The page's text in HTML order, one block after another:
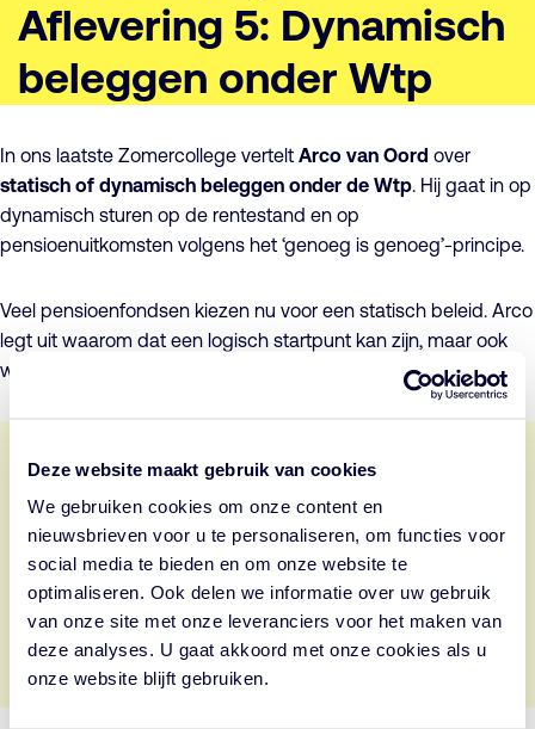
Deze website maakt gebruik van cookies
We gebruiken cookies om onze content en
nieuwsbrieven voor u te personaliseren, om functies voor
social media te bieden en om onze website te
optimaliseren. Ook delen we informatie over uw gebruik
van onze site met onze leveranciers voor het maken van
deze analyses. U gaat akkoord met onze cookies als u
onze website blijft gebruiken.
Aflevering 5: Dynamisch
beleggen onder Wtp
In ons laatste Zomercollege vertelt Arco van Oord over
statisch of dynamisch beleggen onder de Wtp. Hij gaat in op
dynamisch sturen op de rentestand en op
pensioenuitkomsten volgens het ‘genoeg is genoeg’-principe.
Veel pensioenfondsen kiezen nu voor een statisch beleid. Arco
legt uit waarom dat een logisch startpunt kan zijn, maar ook
waarom dynamiek in de toekomst waarde kan toevoegen.
Deze inhoud van Cincopa is beschikbaar na het
accepteren van de marketing cookies.
Cookie-instellingen wijzigen